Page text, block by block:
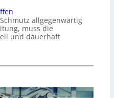
allgegenwärtig
muss die
und dauerhaft